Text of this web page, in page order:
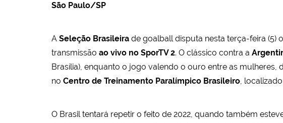
São Paulo/SP
A Seleção Brasileira de goalball disputa nesta terça-feira (5)
transmissão ao vivo no SporTV 2. O clássico contra a
Brasília), enquanto o jogo valendo o ouro entre as mulheres,
no Centro de Treinamento Paralímpico Brasileiro,
O Brasil tentará repetir o feito de 2022, quando também